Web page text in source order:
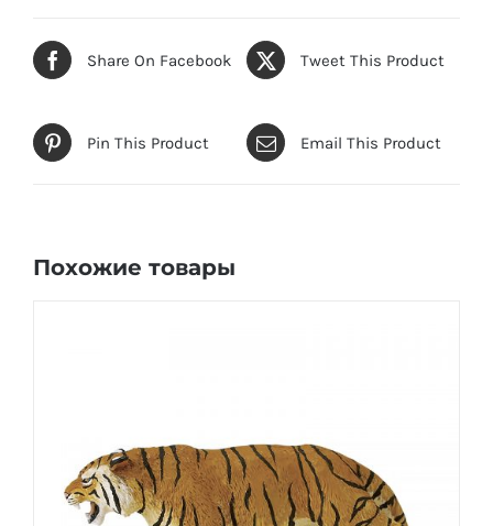
Share On Facebook Tweet This Product
Pin This Product Email This Product
Похожие товары